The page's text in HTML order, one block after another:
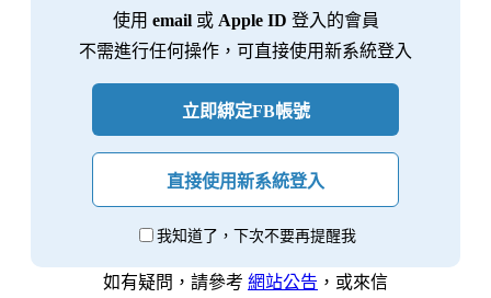
使用 email或 Apple ID 登入的會員
不需進行任何操作，可直接使用新系統登入
立即綁定FB帳號
直接使用新系統登入
我知道了，下次不要再提醒我
如有疑問，請參考 網站公告 ，或來信